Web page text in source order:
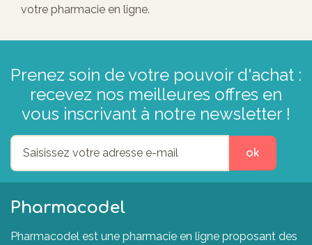
votre pharmacie en ligne.
Prenez soin de votre pouvoir d'achat :
recevez nos meilleures offres en
vous inscrivant à notre newsletter !
ok
Pharmacodel
Pharmacodel est une pharmacie en ligne proposant des